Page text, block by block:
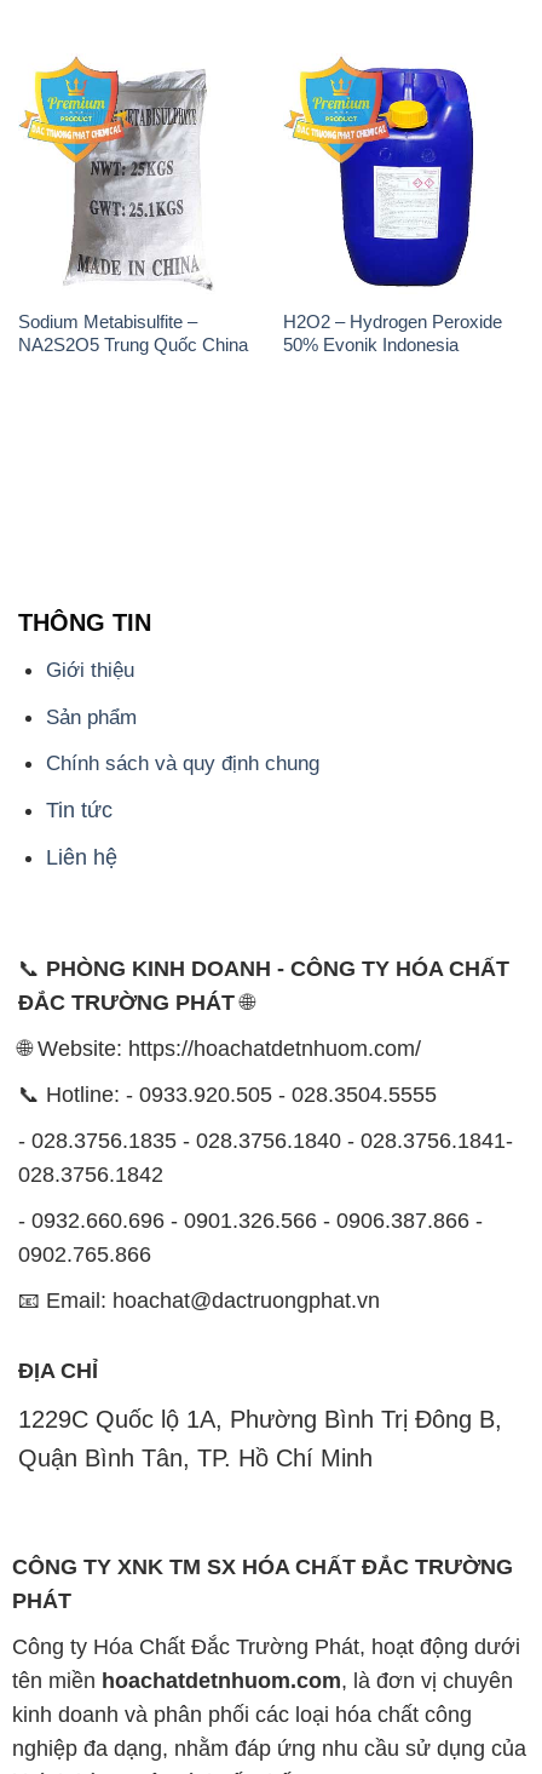
Sodium Metabisulfite –
NA2S2O5 Trung Quốc China
H2O2 – Hydrogen Peroxide
50% Evonik Indonesia
THÔNG TIN
Giới thiệu
Sản phẩm
Chính sách và quy định chung
Tin tức
Liên hệ
📞 PHÒNG KINH DOANH - CÔNG TY HÓA CHẤT
ĐẮC TRƯỜNG PHÁT🌐
🌐 Website: https://hoachatdetnhuom.com/
📞 Hotline: - 0933.920.505 - 028.3504.5555
- 028.3756.1835 - 028.3756.1840 - 028.3756.1841-
028.3756.1842
- 0932.660.696 - 0901.326.566 - 0906.387.866 -
0902.765.866
📧 Email: hoachat@dactruongphat.vn
ĐỊA CHỈ
1229C Quốc lộ 1A, Phường Bình Trị Đông B,
Quận Bình Tân, TP. Hồ Chí Minh
CÔNG TY XNK TM SX HÓA CHẤT ĐẮC TRƯỜNG
PHÁT
Công ty Hóa Chất Đắc Trường Phát, hoạt động dưới
tên miền hoachatdetnhuom.com, là đơn vị chuyên
kinh doanh và phân phối các loại hóa chất công
nghiệp đa dạng, nhằm đáp ứng nhu cầu sử dụng của